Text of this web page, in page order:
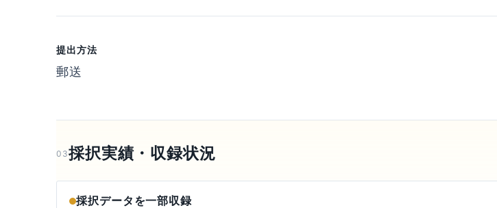
提出方法
郵送
03採択実績・収録状況
採択データを一部収録